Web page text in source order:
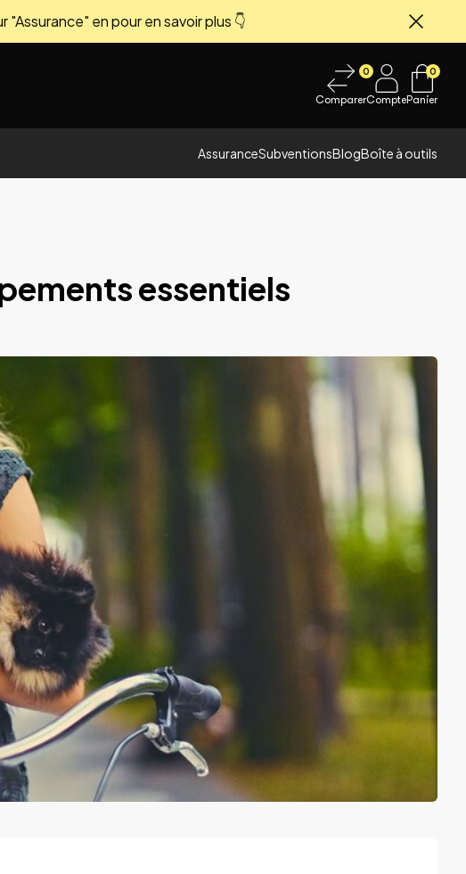
en pour en savoir plus 👇
0
ComparerCompte
0
Panier
AssuranceSubventionsBlogBoîte à outils
essentiels